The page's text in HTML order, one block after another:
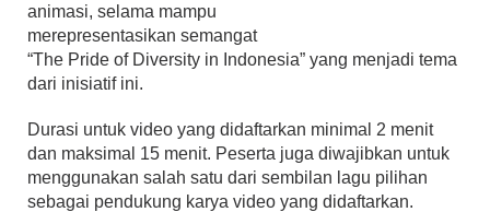
animasi, selama mampu
merepresentasikan semangat
“The Pride of Diversity in Indonesia” yang menjadi tema
dari inisiatif ini.
Durasi untuk video yang didaftarkan minimal 2 menit
dan maksimal 15 menit. Peserta juga diwajibkan untuk
menggunakan salah satu dari sembilan lagu pilihan
sebagai pendukung karya video yang didaftarkan.